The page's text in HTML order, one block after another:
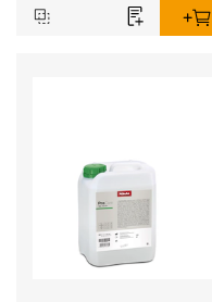
betrouwbare neutralisatie.